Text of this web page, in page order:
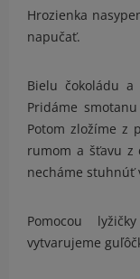
Hrozienka
napučať.
Bielu čokoládu
Pridáme
Potom zložíme z
rumom a šťavu z
necháme stuhnúť
Pomocou
vytvarujeme